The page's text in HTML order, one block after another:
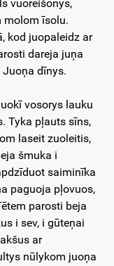
vuoreišonys,
molom īsolu.
kod juopaleidz ar
dareja juņa
dīnys.
vosorys lauku
Tyka pļauts sīns,
laseit zuoleitis,
šmuka i
saiminīka
paguoja pļovuos,
parosti beja
i sev, i gūteņai
ar
nūlykom juoņa